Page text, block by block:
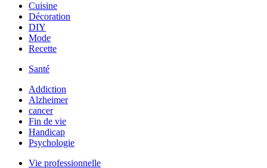
Cuisine
Décoration
DIY
Mode
Recette
Santé
Addiction
Alzheimer
cancer
Fin de vie
Handicap
Psychologie
Vie professionnelle